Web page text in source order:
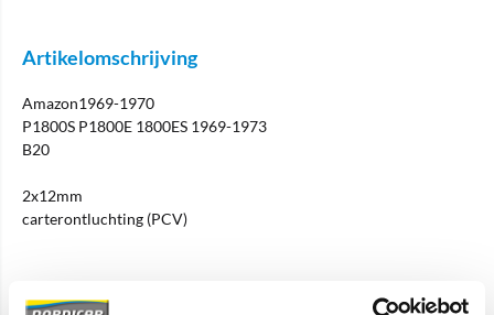
Artikelomschrijving
Amazon1969-1970
P1800S P1800E 1800ES 1969-1973
B20
2x12mm
carterontluchting (PCV)
Specificaties